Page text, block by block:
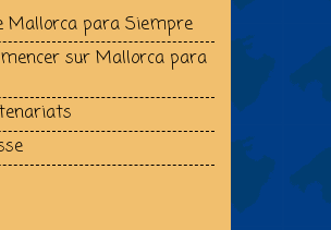
Mallorca para Siempre
sur Mallorca para